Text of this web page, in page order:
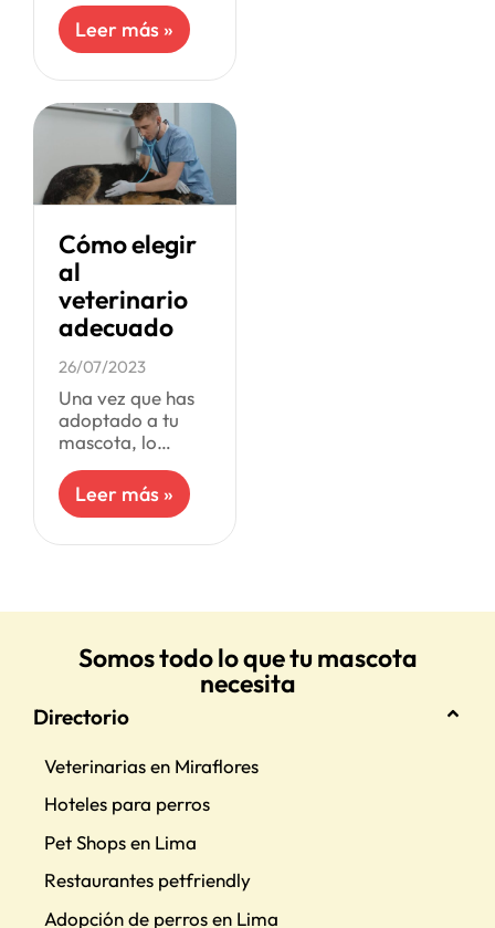
mascota. Si se
enferman,
mejor atención
que puedan
necesitar para su
Leer más »
Cómo elegir
al
veterinario
adecuado
26/07/2023
Una vez que has
adoptado a tu
mascota, lo
debes hacer es
elegir un
un cachorro o una
Leer más »
Somos todo lo que tu mascota
necesita
Directorio
Veterinarias en Miraflores
Hoteles para perros
Pet Shops en Lima
Restaurantes petfriendly
Adopción de perros en Lima